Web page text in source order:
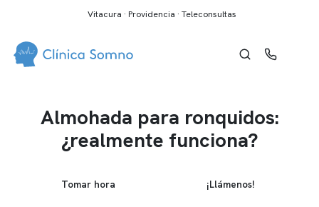
Vitacura · Providencia · Teleconsultas
Almohada para ronquidos:
¿realmente funciona?
Tomar hora ¡Llámenos!